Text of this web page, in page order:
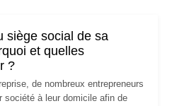
siège social de sa
et quelles
?
de nombreux entrepreneurs
société à leur domicile afin de